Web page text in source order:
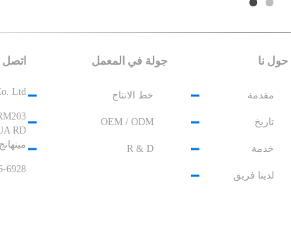
حول نا
مقدمة
تاريخ
خدمة
لدينا فريق
جولة في المعمل
خط الانتاج
OEM / ODM
R & D
اتصل
Ltd.
مينهانج ،
6928